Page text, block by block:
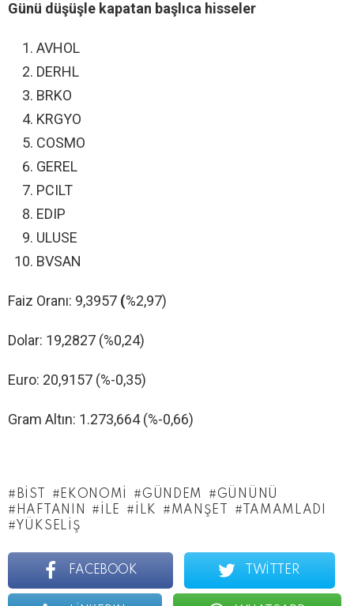
Günü düşüşle kapatan başlıca hisseler
AVHOL
DERHL
BRKO
KRGYO
COSMO
GEREL
PCILT
EDIP
ULUSE
BVSAN
Faiz Oranı: 9,3957 (%2,97)
Dolar: 19,2827 (%0,24)
Euro: 20,9157 (%-0,35)
Gram Altın: 1.273,664 (%-0,66)
BİST EKONOMI GÜNDEM
GÜNÜNÜ
HAFTANIN
ILE İLK MANŞET
TAMAMLADI
YÜKSELIŞ
FACEBOOK TWITTER